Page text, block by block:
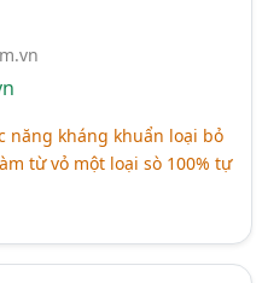
năng kháng khuẩn loại bỏ
từ vỏ một loại sò 100% tự